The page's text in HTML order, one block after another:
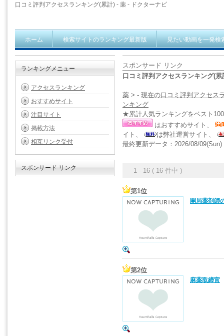
口コミ評判アクセスランキング(累計) - 薬 - ドクターナビ
ホーム 検索サイトのランキング最新版 見たい動画を一発検
スポンサード リンク
口コミ評判アクセスランキング(累
薬 > - 現在の口コミ評判アクセス
ンキング
★累計人気ランキングをベスト
はおすすめサイト、
イト、
は弊社運営サイト、
最終更新データ：2026/08/09(Sun)
1 - 16 ( 16 件中 )
第1位
開局薬剤師
第2位
麻薬取締官
ランキングメニュー
アクセスランキング
おすすめサイト
注目サイト
掲載方法
相互リンク受付
スポンサード リンク